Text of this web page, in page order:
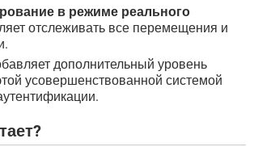
в режиме реального
отслеживать все перемещения и
дополнительный уровень
усовершенствованной системой